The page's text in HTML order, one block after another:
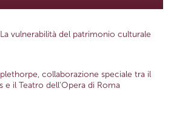
vulnerabilità del patrimonio culturale
collaborazione speciale tra il
e il Teatro dell'Opera di Roma